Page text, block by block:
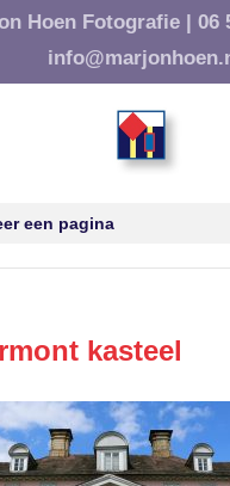
Hoen Fotografie | 06
een pagina
kasteel